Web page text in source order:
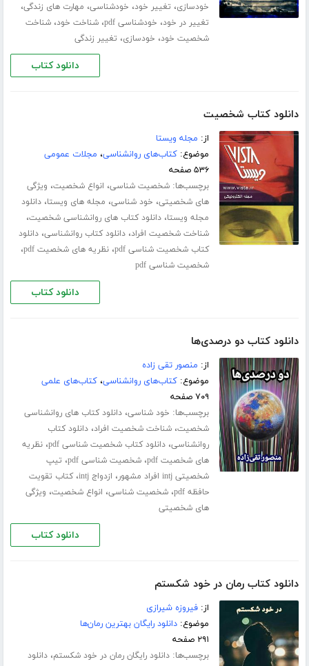
خودسازی، تغییر خود، خودشناسی، مهارت های زندگی،
تغییر در خود، خودشناسی pdf ،شناخت خود،شناخت
شخصیت خود، خودسازی، تغییر زندگی
دانلود کتاب
دانلود کتاب شخصیت
از: مجله ویستا
موضوع:کتاب‌های روانشناسی، مجلات عمومی
۵۳۶ صفحه
برچسب‌ها:شخصیت شناسی، انواع شخصیت، ویژگی
های شخصیتی، خود شناسی، مجله های ویستا،دانلود
مجله ویستا،دانلود کتاب های روانشناسی شخصیت،
شناخت شخصیت افراد،دانلود کتاب روانشناسی،دانلود
کتاب شخصیت شناسی pdf
،نظریه های شخصیت pdf ،
شخصیت شناسی pdf
دانلود کتاب
دانلود کتاب دو درصدی‌ها
از: منصور تقی زاده
موضوع:کتاب‌های روانشناسی،کتاب‌های علمی
۷۰۹ صفحه
برچسب‌ها: خود شناسی،دانلود کتاب های روانشناسی
شخصیت،شناخت شخصیت افراد،دانلود کتاب
روانشناسی،دانلود کتاب شخصیت شناسی pdf ،نظریه
های شخصیت pdf
،شخصیت شناسی pdf ، تیپ
شخصیتی intj افراد مشهور
، ازدواج intj ،کتاب تقویت
حافظه pdf
،شخصیت شناسی، انواع شخصیت، ویژگی
های شخصیتی
دانلود کتاب
دانلود کتاب رمان در خود شکستم
از:فیروزه شیرازی
موضوع:دانلود رایگان بهترین رمان‌ها
۲۹۱ صفحه
برچسب‌ها:دانلود رایگان رمان در خود شکستم،دانلود